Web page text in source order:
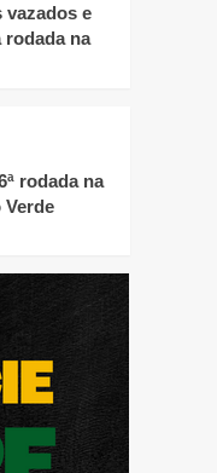
vazados e
rodada na
rodada na
Verde